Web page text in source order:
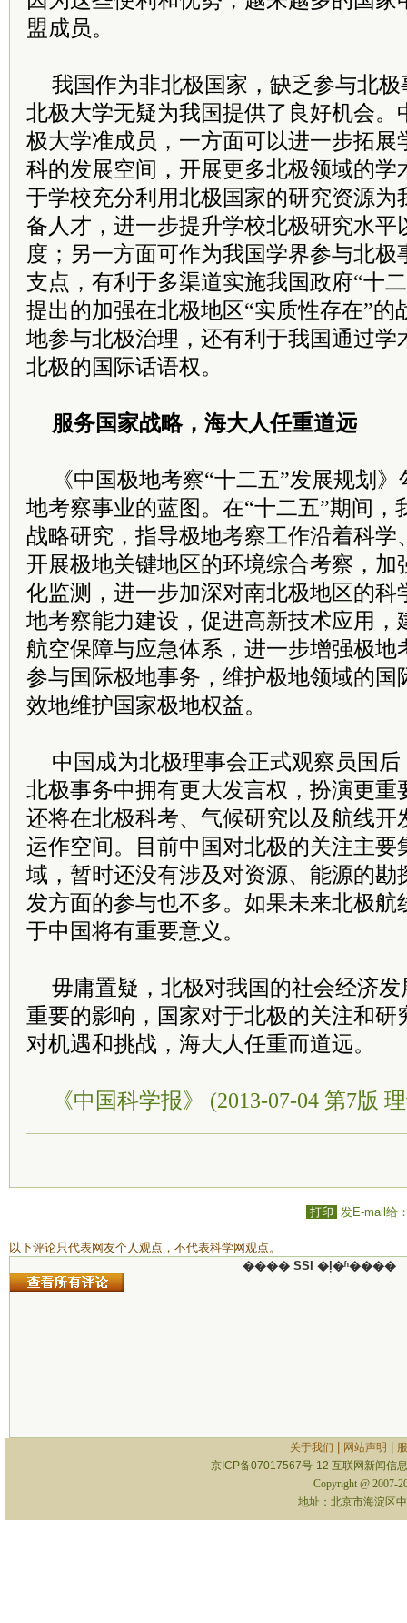
盟成员。
我国作为非北极国家，缺乏参与北
北极大学无疑为我国提供了良好机会。
极大学准成员，一方面可以进一步拓展
科的发展空间，开展更多北极领域的学
于学校充分利用北极国家的研究资源为
备人才，进一步提升学校北极研究水平
度；另一方面可作为我国学界参与北极
支点，有利于多渠道实施我国政府“十
提出的加强在北极地区“实质性存在”的
地参与北极治理，还有利于我国通过学
北极的国际话语权。
服务国家战略，海大人任重道远
《中国极地考察“十二五”发展规划
地考察事业的蓝图。在“十二五”期间，
战略研究，指导极地考察工作沿着科学
开展极地关键地区的环境综合考察，加
化监测，进一步加深对南北极地区的科
地考察能力建设，促进高新技术应用，
航空保障与应急体系，进一步增强极地
参与国际极地事务，维护极地领域的国
效地维护国家极地权益。
中国成为北极理事会正式观察员国后
北极事务中拥有更大发言权，扮演更重
还将在北极科考、气候研究以及航线开
运作空间。目前中国对北极的关注主要
域，暂时还没有涉及对资源、能源的勘
发方面的参与也不多。如果未来北极航
于中国将有重要意义。
毋庸置疑，北极对我国的社会经济
重要的影响，国家对于北极的关注和研
对机遇和挑战，海大人任重而道远。
《中国科学报》 (2013-07-04 第7版
打印 发E-mail给
以下评论只代表网友个人观点，不代表科学网观点。
���� SSI �ļ�ʱ����
关于我们 网站声明
京ICP备07017567号-12 互联网新闻信
Copyright @ 2007-
地址：北京市海淀区